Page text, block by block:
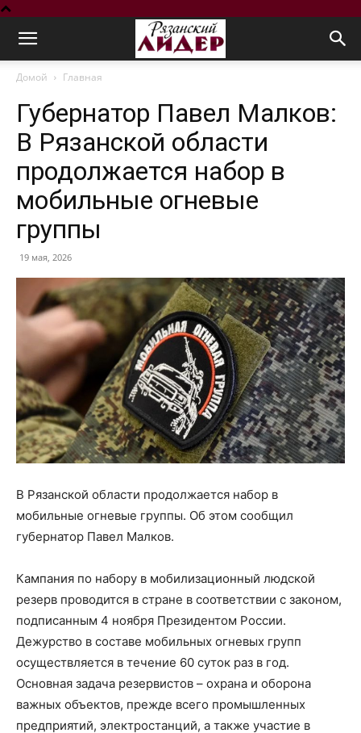
Домой Главная
Губернатор Павел Малков:
В Рязанской области
продолжается набор в
мобильные огневые
группы
19 мая, 2026
В Рязанской области продолжается набор в
мобильные огневые группы. Об этом сообщил
губернатор Павел Малков.
Кампания по набору в мобилизационный людской
резерв проводится в стране в соответствии с законом,
подписанным 4 ноября Президентом России.
Дежурство в составе мобильных огневых групп
осуществляется в течение 60 суток раз в год.
Основная задача резервистов – охрана и оборона
важных объектов, прежде всего промышленных
предприятий, электростанций, а также участие в